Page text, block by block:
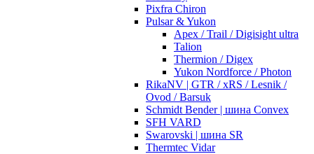
Pixfra Chiron
Pulsar & Yukon
Apex / Trail / Digisight ultra
Talion
Thermion / Digex
Yukon Nordforce / Photon
RikaNV | GTR / xRS / Lesnik /
Ovod / Barsuk
Schmidt Bender | шина Convex
SFH VARD
Swarovski | шина SR
Thermtec Vidar